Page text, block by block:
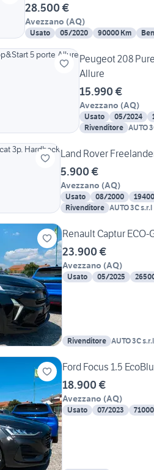
28.500 €
Avezzano (AQ)
Usato 05/2020 90000 Km
Peugeot 208
Allure
15.990 €
Avezzano (AQ)
Usato 05/2024
Rivenditore AUTO
Land Rover
5.900 €
Avezzano (AQ)
Usato 08/2000
Rivenditore AUTO 3C s.r.l
Renault Captur ECO-
23.900 €
Avezzano (AQ)
Usato 05/2025
Rivenditore AUTO 3C s.r.l
Ford Focus 1.5
18.900 €
Avezzano (AQ)
Usato 07/2023